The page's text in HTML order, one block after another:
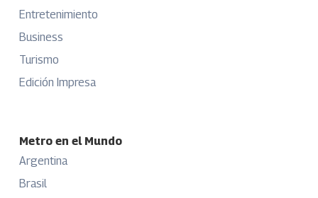
Entretenimiento
Business
Turismo
Edición Impresa
Metro en el Mundo
Argentina
Brasil